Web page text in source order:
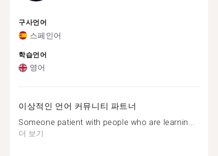
구사언어
스페인어
학습언어
영어
이상적인 언어 커뮤니티 파트너
Someone patient with people who are learnin...
더 보기